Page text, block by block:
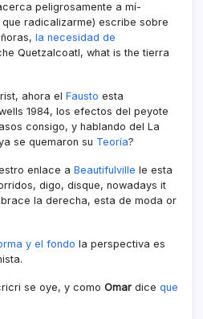
peligrosamente a mí­
radicalizarme) escribe sobre
la necesidad de
Quetzalcoatl, what is the tierra
ahora el Fausto esta
1984, los efectos del peyote
consigo, y hablando del La
se quemaron su Teorí­a?
enlace a Beautifulville le esta
digo, disque, nowadays it
la derecha, esta de moda or
y el fondo la perspectiva es
se oye, y como Omar dice que